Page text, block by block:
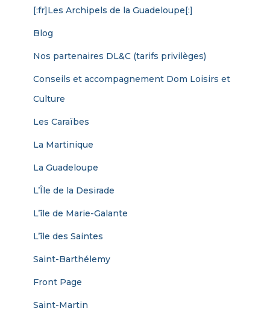
[:fr]Les Archipels de la Guadeloupe[:]
Blog
Nos partenaires DL&C (tarifs privilèges)
Conseils et accompagnement Dom Loisirs et
Culture
Les Caraïbes
La Martinique
La Guadeloupe
L’Île de la Desirade
L’île de Marie-Galante
L’île des Saintes
Saint-Barthélemy
Front Page
Saint-Martin